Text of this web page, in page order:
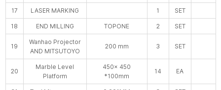
17 LASER MARKING 1 SET
18 END MILLING TOPONE 2 SET
19
Wanhao Projector
AND MITSUTOYO
200 mm 3 SET
20
Marble Level
Platform
450× 450
*100mm
14 EA